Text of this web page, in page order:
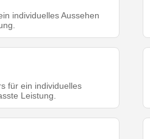
individuelles Aussehen
für ein individuelles
Leistung.